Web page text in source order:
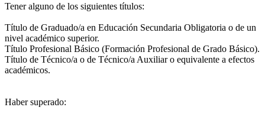
Tener alguno de los siguientes títulos:
Título de Graduado/a en Educación Secundaria Obligatoria o de un
nivel académico superior.
Título Profesional Básico (Formación Profesional de Grado Básico).
Título de Técnico/a o de Técnico/a Auxiliar o equivalente a efectos
académicos.
Haber superado: